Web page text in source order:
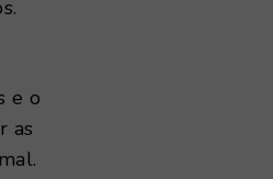
e o
as